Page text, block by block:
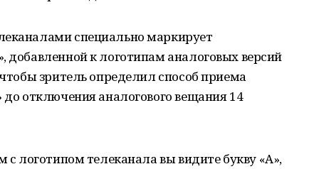
специально маркирует
добавленной к логотипам аналоговых версий
зритель определил способ приема
отключения аналогового вещания 14
с логотипом телеканала вы видите букву «А»,